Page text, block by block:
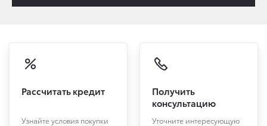
Рассчитать кредит
Узнайте условия покупки
Получить
консультацию
Уточните интересующую